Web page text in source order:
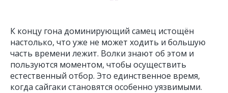
К концу гона доминирующий самец истощён
настолько, что уже не может ходить и большую
часть времени лежит. Волки знают об этом и
пользуются моментом, чтобы осуществить
естественный отбор. Это единственное время,
когда сайгаки становятся особенно уязвимыми.